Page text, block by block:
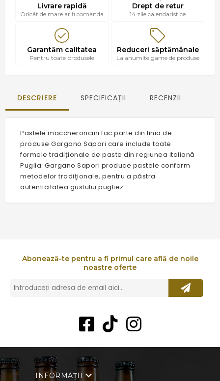
Livrare rapidă
Oricât de mare ar fi comanda
Drept de retur
14 zile calendaristice
Garantăm calitatea
Pentru toate produsele
Reduceri săptămânale
La anumite game de produse
DESCRIERE SPECIFICAȚII RECENZII
Pastele maccheroncini fac parte din linia de
produse Gargano Sapori care include toate
formele tradiționale de paste din regiunea italiană
Puglia. Gargano Sapori produce pastele conform
metodelor tradiţionale, pentru a păstra
autenticitatea gustului pugliez.
Abonează-te pentru a fi primul care află de noile
noastre oferte
INFORMAȚII